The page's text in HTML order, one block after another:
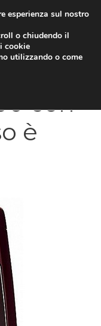
con
è
esperienza sul nostro
o chiudendo il
cookie
utilizzando o come